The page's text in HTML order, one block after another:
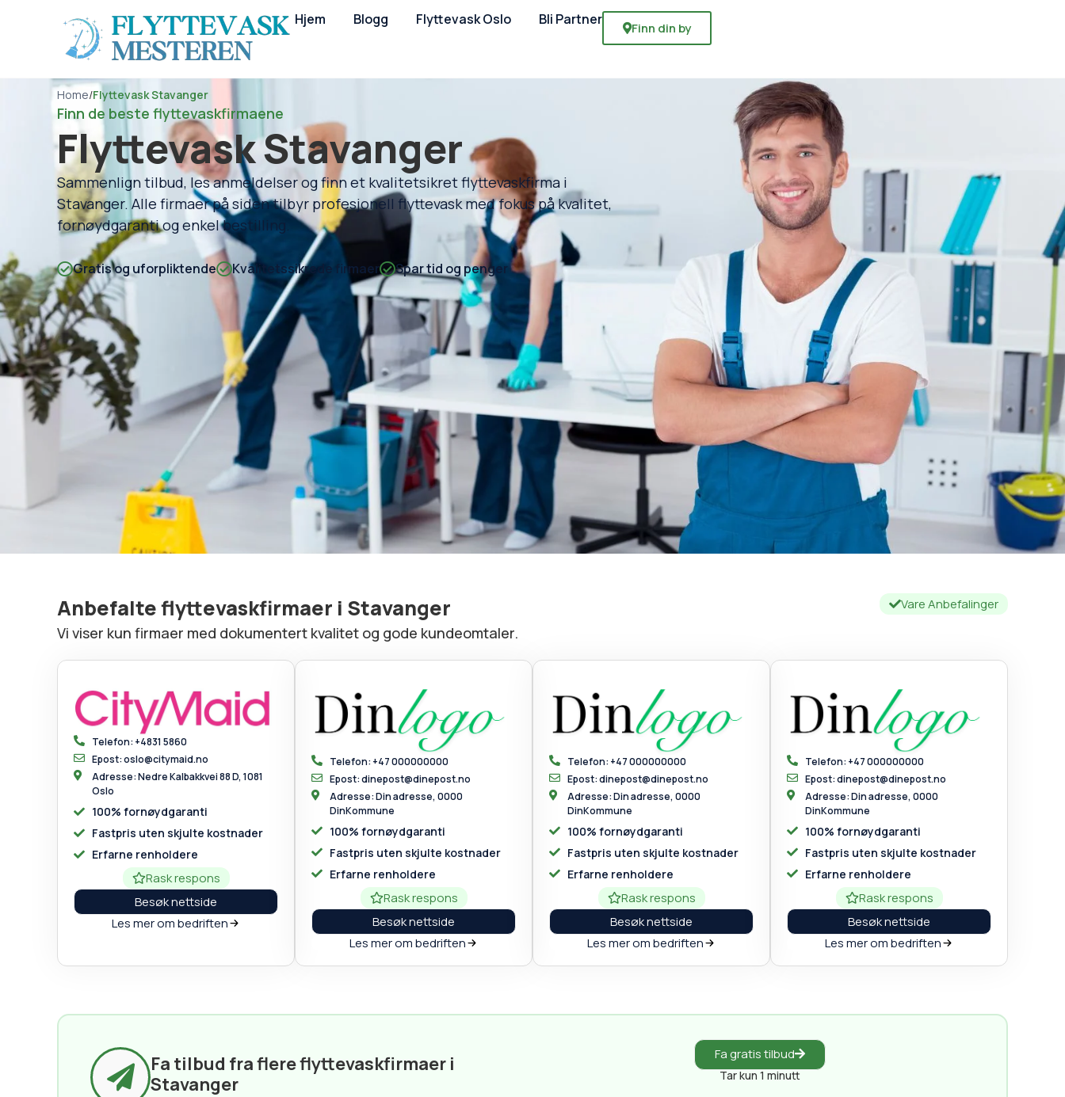
Hjem Blogg Flyttevask Oslo Bli Partner
Finn din by
Home/Flyttevask Stavanger
Finn de beste flyttevaskfirmaene
Flyttevask Stavanger
Sammenlign tilbud, les anmeldelser og finn et kvalitetsikret flyttevaskfirma i
Stavanger. Alle firmaer på siden tilbyr profesjonell flyttevask med fokus på kvalitet,
fornøydgaranti og enkel bestilling.
Gratis og uforpliktende Kvalitetssikrede firmaer Spar tid og penger
Anbefalte flyttevaskfirmaer i Stavanger Vare Anbefalinger
Vi viser kun firmaer med dokumentert kvalitet og gode kundeomtaler.
Telefon: +4831 5860
Epost: oslo@citymaid.no
Adresse: Nedre Kalbakkvei 88 D, 1081
Oslo
100% fornøydgaranti
Fastpris uten skjulte kostnader
Erfarne renholdere
Rask respons
Besøk nettside
Les mer om bedriften
Telefon: +47 000000000
Epost: dinepost@dinepost.no
Adresse: Din adresse, 0000
DinKommune
100% fornøydgaranti
Fastpris uten skjulte kostnader
Erfarne renholdere
Rask respons
Besøk nettside
Les mer om bedriften
Telefon: +47 000000000
Epost: dinepost@dinepost.no
Adresse: Din adresse, 0000
DinKommune
100% fornøydgaranti
Fastpris uten skjulte kostnader
Erfarne renholdere
Rask respons
Besøk nettside
Les mer om bedriften
Telefon: +47 000000000
Epost: dinepost@dinepost.no
Adresse: Din adresse, 0000
DinKommune
100% fornøydgaranti
Fastpris uten skjulte kostnader
Erfarne renholdere
Rask respons
Besøk nettside
Les mer om bedriften
Fa tilbud fra flere flyttevaskfirmaer i
Stavanger
Fa gratis tilbud
Tar kun 1 minutt